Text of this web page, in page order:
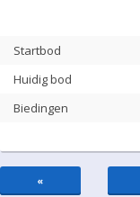
Startbod
Huidig bod
Biedingen
«